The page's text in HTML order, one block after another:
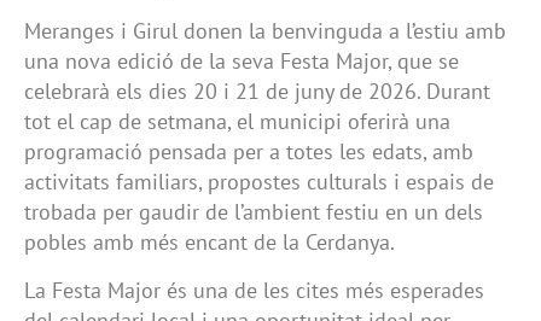
Meranges i Girul donen la benvinguda a l’estiu amb
una nova edició de la seva Festa Major, que se
celebrarà els dies 20 i 21 de juny de 2026. Durant
tot el cap de setmana, el municipi oferirà una
programació pensada per a totes les edats, amb
activitats familiars, propostes culturals i espais de
trobada per gaudir de l’ambient festiu en un dels
pobles amb més encant de la Cerdanya.
La Festa Major és una de les cites més esperades